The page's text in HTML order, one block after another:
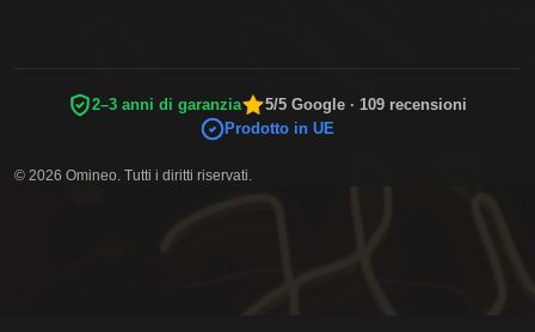
2–3 anni di garanzia
5/5 Google · 109 recensioni
Prodotto in UE
© 2026 Omineo. Tutti i diritti riservati.